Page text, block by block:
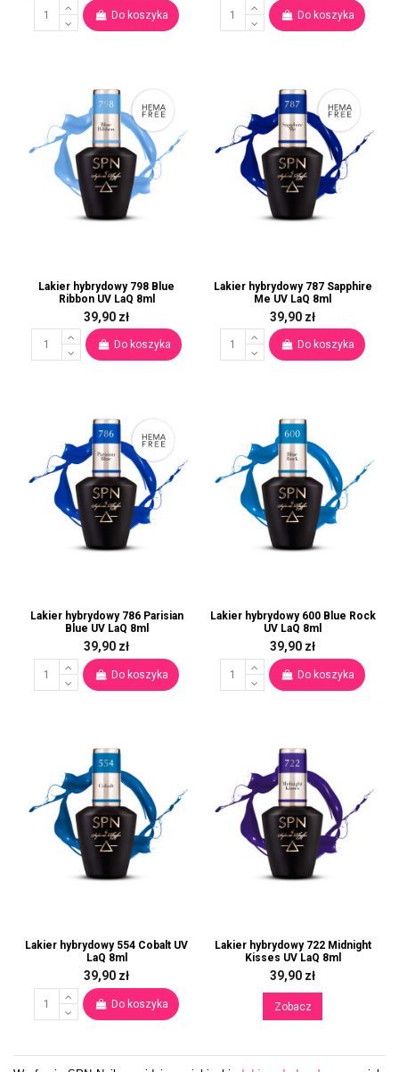
Do koszyka Do koszyka
Lakier hybrydowy 798 Blue
Ribbon UV LaQ 8ml
39,90 zł
Do koszyka
Lakier hybrydowy 787 Sapphire
Me UV LaQ 8ml
39,90 zł
Do koszyka
Lakier hybrydowy 786 Parisian
Blue UV LaQ 8ml
39,90 zł
Do koszyka
Lakier hybrydowy 600 Blue Rock
UV LaQ 8ml
39,90 zł
Do koszyka
Lakier hybrydowy 554 Cobalt UV
LaQ 8ml
39,90 zł
Do koszyka
Lakier hybrydowy 722 Midnight
Kisses UV LaQ 8ml
39,90 zł
Zobacz